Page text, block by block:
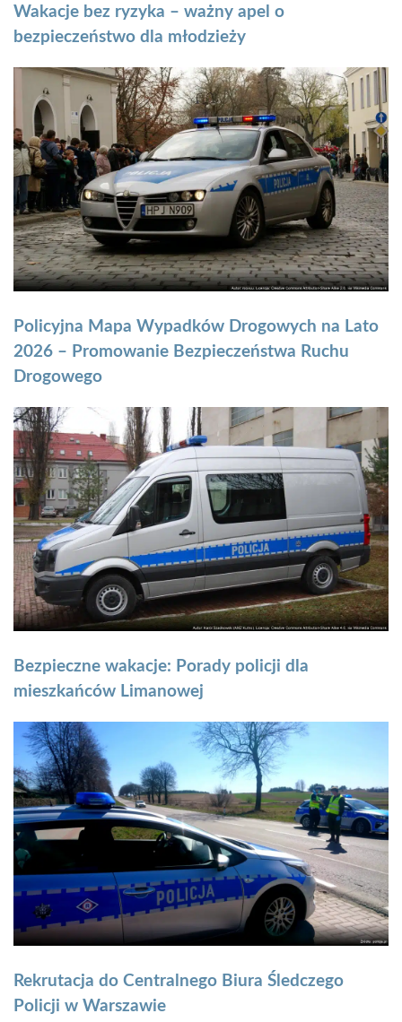
Wakacje bez ryzyka – ważny apel o
bezpieczeństwo dla młodzieży
Policyjna Mapa Wypadków Drogowych na Lato
2026 – Promowanie Bezpieczeństwa Ruchu
Drogowego
Bezpieczne wakacje: Porady policji dla
mieszkańców Limanowej
Rekrutacja do Centralnego Biura Śledczego
Policji w Warszawie